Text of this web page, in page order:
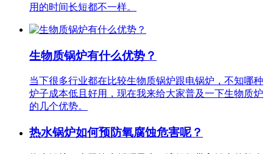
用的时间长短都不一样。
生物质锅炉有什么优势？
当下很多行业都在比较生物质锅炉跟电锅炉，不知哪种
炉子成本低且好用，现在我来给大家普及一下生物质炉
的几个优势。
热水锅炉如何预防氧腐蚀危害呢？